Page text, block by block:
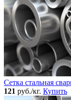
Сетка стальная
121 руб./кг. Купить